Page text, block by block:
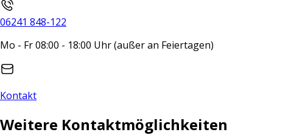
06241 848-122
Mo - Fr 08:00 - 18:00 Uhr (außer an Feiertagen)
Kontakt
Weitere Kontaktmöglichkeiten